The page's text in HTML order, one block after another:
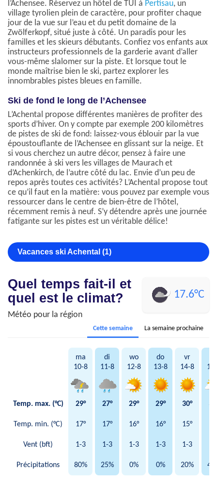
l’Achensee. Réservez un hôtel de TUI à Pertisau, un
village tyrolien plein de caractère, pour profiter chaque
jour de la vue sur l’eau et du petit domaine de la
Zwölferkopf, situé juste à côté. Un paradis pour les
familles et les skieurs débutants. Confiez vos enfants aux
instructeurs professionnels de la garderie avant d’aller
vous-même slalomer sur la piste. Et lorsque tout le
monde maîtrise bien le ski, partez explorer les
innombrables pistes bleues en famille.
Ski de fond le long de l’Achensee
L’Achental propose différentes manières de profiter des
sports d’hiver. On y compte par exemple 200 kilomètres
de pistes de ski de fond: laissez-vous éblouir par la vue
époustouflante de l’Achensee en glissant sur la neige. Et
si vous cherchez un autre décor, pensez à faire une
randonnée à ski vers les villages de Maurach et
d’Achenkirch, de l’autre côté du lac. Envie d’un peu de
repos après toutes ces activités? L’Achental propose tout
ce qu’il faut en la matière: vous pouvez par exemple vous
ressourcer dans le centre de bien-être de l’hôtel,
récemment remis à neuf. S’y détendre après une journée
fatigante sur les pistes est un véritable délice!
Vacances ski Achental (1)
Quel temps fait-il et
quel est le climat?
Météo pour la région
17.6°C
Cette semaine La semaine prochaine
ma
10-8
di
11-8
wo
12-8
do
13-8
vr
14-8
Temp. max. (°C) 29° 27° 29° 29° 30°
Temp. min. (°C) 17° 17° 16° 16° 15°
Vent (bft) 1-3 1-3 1-3 1-3 1-3
Précipitations 80% 25% 0% 0% 20%